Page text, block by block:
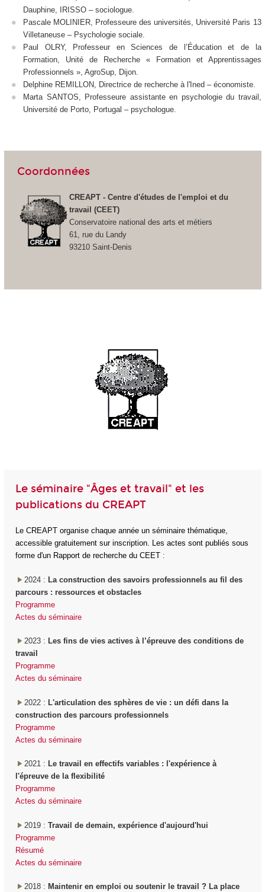
Dauphine, IRISSO – sociologue.
Pascale MOLINIER, Professeure des universités, Université Paris 13
Villetaneuse – Psychologie sociale.
Paul OLRY, Professeur en Sciences de l’Éducation et de la
Formation, Unité de Recherche « Formation et Apprentissages
Professionnels », AgroSup, Dijon.
Delphine REMILLON, Directrice de recherche à l'Ined – économiste.
Marta SANTOS, Professeure assistante en psychologie du travail,
Université de Porto, Portugal – psychologue.
Coordonnées
CREAPT - Centre d'études de l'emploi et du
travail (CEET)
Conservatoire national des arts et métiers
61, rue du Landy
93210 Saint-Denis
Le séminaire "Âges et travail" et les
publications du CREAPT
Le CREAPT organise chaque année un séminaire thématique,
accessible gratuitement sur inscription. Les actes sont publiés sous
forme d'un Rapport de recherche du CEET:
2024 : La construction des savoirs professionnels au fil des
parcours : ressources et obstacles
Programme
Actes du séminaire
2023 : Les fins de vies actives à l’épreuve des conditions de
travail
Programme
Actes du séminaire
2022 : L'articulation des sphères de vie : un défi dans la
construction des parcours professionnels
Programme
Actes du séminaire
2021 : Le travail en effectifs variables : l'expérience à
l'épreuve de la flexibilité
Programme
Actes du séminaire
2019 : Travail de demain, expérience d'aujourd'hui
Programme
Résumé
Actes du séminaire
2018 : Maintenir en emploi ou soutenir le travail ? La place